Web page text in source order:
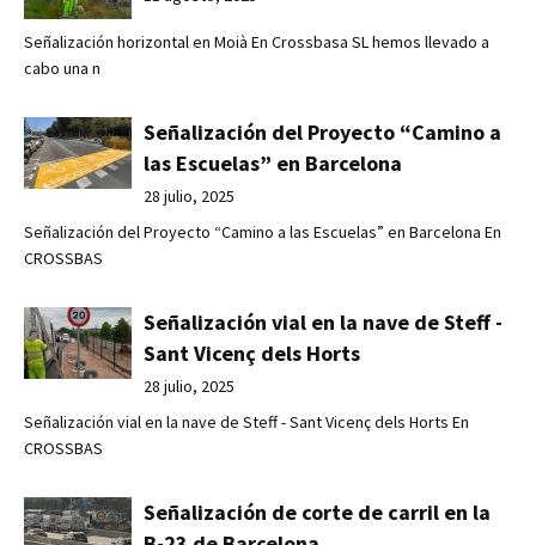
Señalización horizontal en Moià En Crossbasa SL hemos llevado a
cabo una n
Señalización del Proyecto “Camino a
las Escuelas” en Barcelona
28 julio, 2025
Señalización del Proyecto “Camino a las Escuelas” en Barcelona En
CROSSBAS
Señalización vial en la nave de Steff -
Sant Vicenç dels Horts
28 julio, 2025
Señalización vial en la nave de Steff - Sant Vicenç dels Horts En
CROSSBAS
Señalización de corte de carril en la